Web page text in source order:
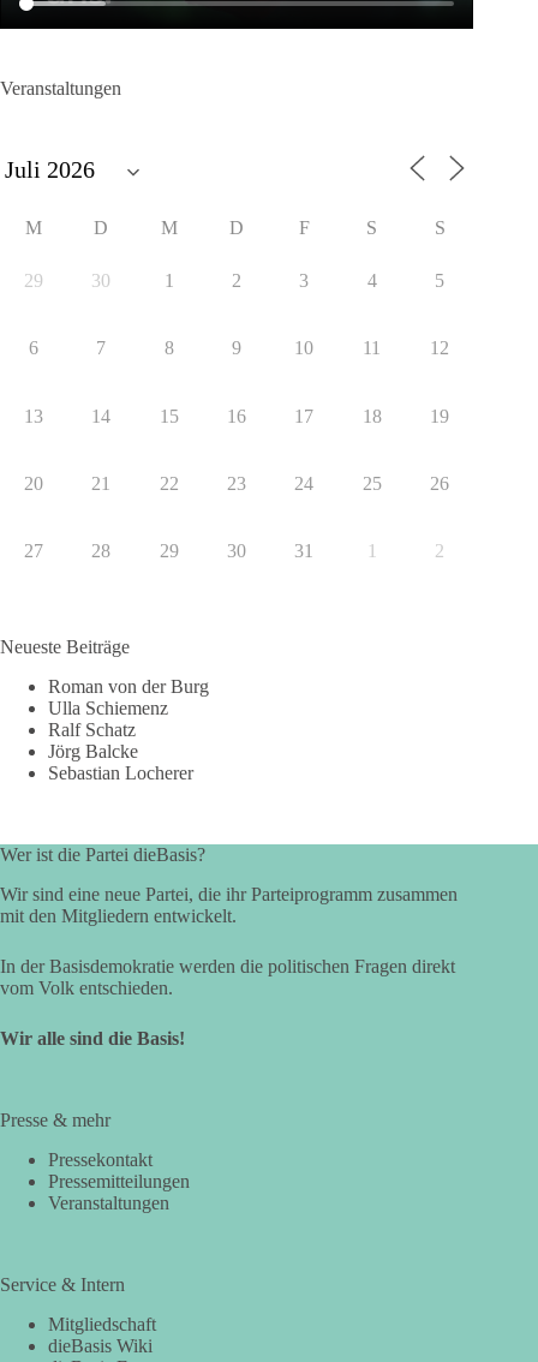
Veranstaltungen
M D M D F S S
29 30 1 2 3 4 5
6 7 8 9 10 11 12
13 14 15 16 17 18 19
20 21 22 23 24 25 26
27 28 29 30 31 1 2
Neueste Beiträge
Roman von der Burg
Ulla Schiemenz
Ralf Schatz
Jörg Balcke
Sebastian Locherer
Wer ist die Partei dieBasis?
Wir sind eine neue Partei, die ihr Parteiprogramm zusammen
mit den Mitgliedern entwickelt.
In der Basisdemokratie werden die politischen Fragen direkt
vom Volk entschieden.
Wir alle sind die Basis!
Presse & mehr
Pressekontakt
Pressemitteilungen
Veranstaltungen
Service & Intern
Mitgliedschaft
dieBasis Wiki